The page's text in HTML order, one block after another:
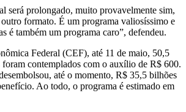
será prolongado, muito provavelmente sim,
formato. É um programa valiosíssimo e
é também um programa caro”, defendeu.
Federal (CEF), até 11 de maio, 50,5
contemplados com o auxílio de R$ 600.
até o momento, R$ 35,5 bilhões
Ao todo, o programa é estimado em